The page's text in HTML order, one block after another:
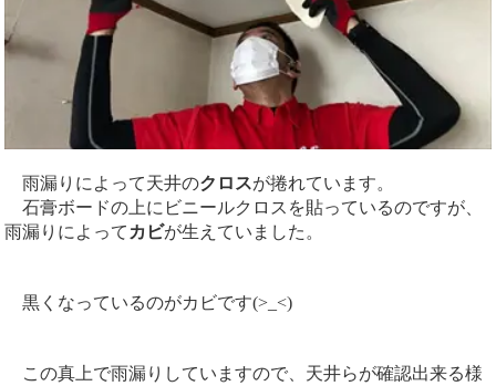
雨漏りによって天井のクロスが捲れています。
石膏ボードの上にビニールクロスを貼っているのですが、
雨漏りによって カビが生えていました。
黒くなっているのがカビです(>_<)
この真上で雨漏りしていますので、天井らが確認出来る様